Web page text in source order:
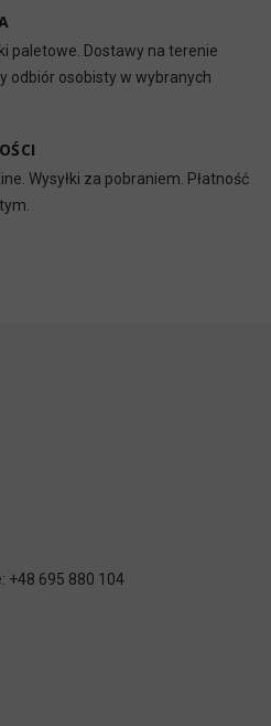
paletowe. Dostawy na terenie
odbiór osobisty w wybranych
Wysyłki za pobraniem. Płatność
+48 695 880 104